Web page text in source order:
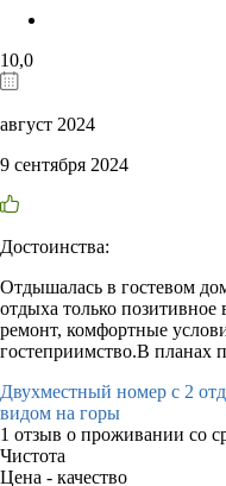
10,0
август 2024
9 сентября 2024
Достоинства:
Отдышалась в гостевом
отдыха только
ремонт, комфортные
гостеприимство.В планах
Двухместный номер с 2
видом на горы
1 отзыв о проживании со
Чистота
Цена - качество